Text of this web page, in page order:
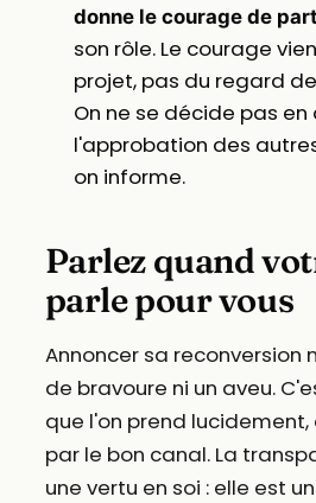
donne le courage de
son rôle. Le courage
projet, pas du regard
On ne se décide pas
l'approbation des
on informe.
Parlez quand
parle pour vous
Annoncer sa reconversion
de bravoure ni un aveu.
que l'on prend
par le bon canal. La
une vertu en soi : elle est